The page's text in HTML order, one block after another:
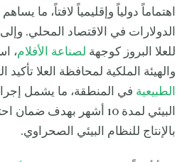
اهتماماً دولياً وإقليمياً لافتاً، ما
الدولارات في الاقتصاد المحلي.
للعلا البروز كوجهة لصناعة الأفلام،
والهيئة الملكية لمحافظة العلا تأكيد
الطبيعية في المنطقة، ما يشمل
البيئي لمدة 10 أشهر بهدف
بالإنتاج للنظام البيئي الصحراوي.